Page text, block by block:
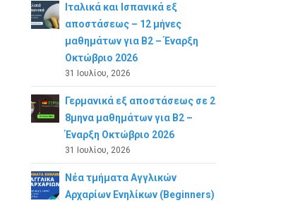
Ιταλικά και Ισπανικά εξ
αποστάσεως – 12 μήνες
μαθημάτων για B2 – Έναρξη
Οκτώβριο 2026
31 Ιουλίου, 2026
Γερμανικά εξ αποστάσεως σε 2
8μηνα μαθημάτων για Β2 –
Έναρξη Οκτώβριο 2026
31 Ιουλίου, 2026
Νέα τμήματα Αγγλικών
Αρχαρίων Ενηλίκων (Beginners)